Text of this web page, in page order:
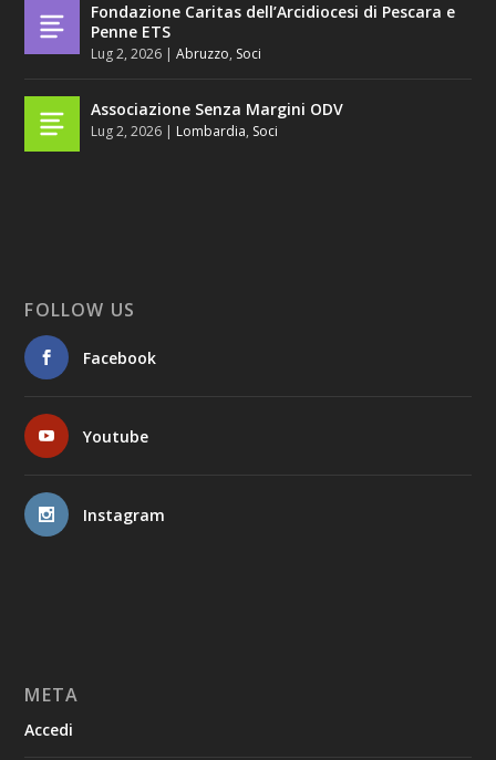
Fondazione Caritas dell’Arcidiocesi di Pescara e
Penne ETS
Lug 2, 2026 |Abruzzo, Soci
Associazione Senza Margini ODV
Lug 2, 2026 | Lombardia, Soci
FOLLOW US
Facebook
Youtube
Instagram
META
Accedi